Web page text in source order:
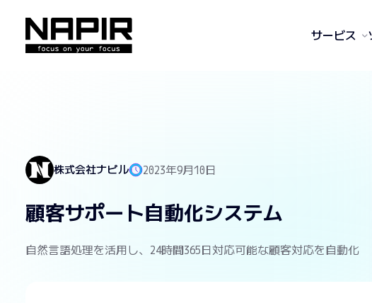
サービス
株式会社ナピル 2023年9月10日
顧客サポート自動化システム
自然言語処理を活用し、24時間365日対応可能な顧客対応を自動化